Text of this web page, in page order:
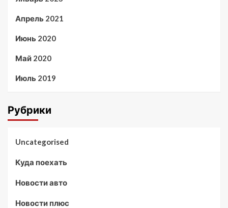
Апрель 2021
Июнь 2020
Май 2020
Июль 2019
Рубрики
Uncategorised
Куда поехать
Новости авто
Новости плюс